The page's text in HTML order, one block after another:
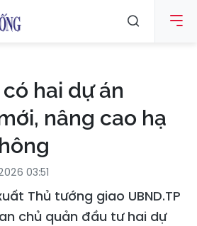
hai dự án
nâng cao hạ
03:51
Thủ tướng giao UBND.TP
chủ quản đầu tư hai dự